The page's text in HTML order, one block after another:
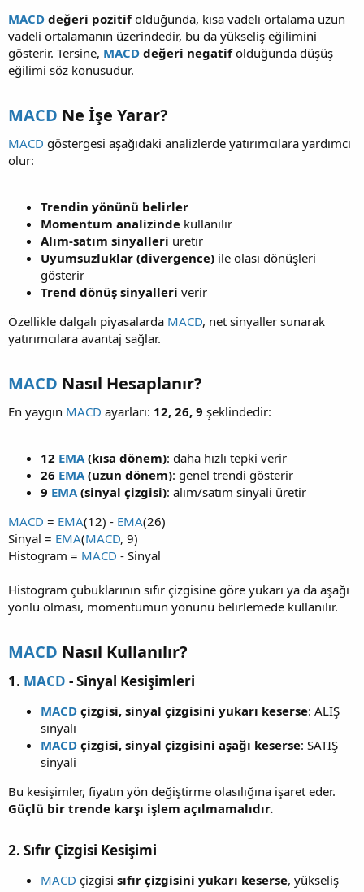
MACD değeri pozitifolduğunda, kısa vadeli ortalama uzun
vadeli ortalamanın üzerindedir, bu da yükseliş eğilimini
gösterir. Tersine, MACD değeri negatifolduğunda düşüş
eğilimi söz konusudur.
MACD Ne İşe Yarar?​
MACD göstergesi aşağıdaki analizlerde yatırımcılara yardımcı
olur:
Trendin yönünü belirler
Momentum analizinde kullanılır
Alım-satım sinyalleri üretir
Uyumsuzluklar (divergence) ile olası dönüşleri
gösterir
Trend dönüş sinyalleri verir
Özellikle dalgalı piyasalarda MACD, net sinyaller sunarak
yatırımcılara avantaj sağlar.
MACD Nasıl Hesaplanır?​
En yaygın MACD ayarları: 12, 26, 9 şeklindedir:
12 EMA (kısa dönem): daha hızlı tepki verir
26 EMA (uzun dönem): genel trendi gösterir
9 EMA (sinyal çizgisi): alım/satım sinyali üretir
MACD = EMA(12) - EMA(26)
Sinyal = EMA(MACD, 9)
Histogram = MACD - Sinyal
Histogram çubuklarının sıfır çizgisine göre yukarı ya da aşağı
yönlü olması, momentumun yönünü belirlemede kullanılır.
MACD Nasıl Kullanılır?​
1. MACD - Sinyal Kesişimleri​
MACD çizgisi, sinyal çizgisini yukarı keserse: ALIŞ
sinyali
MACD çizgisi, sinyal çizgisini aşağı keserse: SATIŞ
sinyali
Bu kesişimler, fiyatın yön değiştirme olasılığına işaret eder.
Güçlü bir trende karşı işlem açılmamalıdır.
2. Sıfır Çizgisi Kesişimi​
MACD çizgisi sıfır çizgisini yukarı keserse, yükseliş